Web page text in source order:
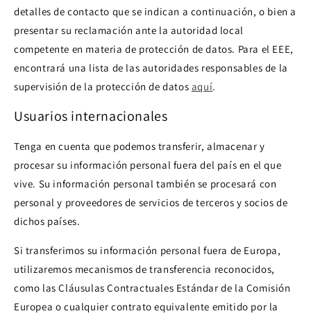
detalles de contacto que se indican a continuación, o bien a
presentar su reclamación ante la autoridad local
competente en materia de protección de datos. Para el EEE,
encontrará una lista de las autoridades responsables de la
supervisión de la protección de datos aquí.
Usuarios internacionales
Tenga en cuenta que podemos transferir, almacenar y
procesar su información personal fuera del país en el que
vive. Su información personal también se procesará con
personal y proveedores de servicios de terceros y socios de
dichos países.
Si transferimos su información personal fuera de Europa,
utilizaremos mecanismos de transferencia reconocidos,
como las Cláusulas Contractuales Estándar de la Comisión
Europea o cualquier contrato equivalente emitido por la